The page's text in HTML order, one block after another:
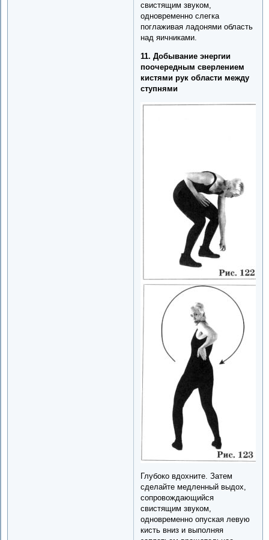
свистящим звуком,
одновременно слегка
поглаживая ладонями область
над яичниками.
11. Добывание энергии
поочередным сверлением
кистями рук области между
ступнями
Глубоко вдохните. Затем
сделайте медленный выдох,
сопровождающийся
свистящим звуком,
одновременно опуская левую
кисть вниз и выполняя